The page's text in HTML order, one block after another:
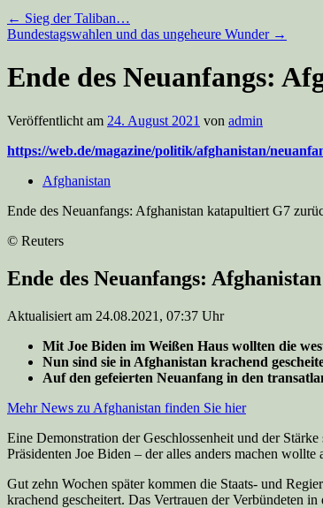
← Sieg der Taliban…
Bundestagswahlen und das ungeheure Wunder →
Ende des Neuanfangs:
Veröffentlicht am 24. August 2021 von admin
https://web.de/magazine/politik/afghanistan/
Afghanistan
Ende des Neuanfangs: Afghanistan katapultiert G7
© Reuters
Ende des Neuanfangs:
Aktualisiert am 24.08.2021, 07:37 Uhr
Mit Joe Biden im Weißen Haus wollten die
Nun sind sie in Afghanistan krachend
Auf den gefeierten Neuanfang in den
Mehr News zu Afghanistan finden Sie hier
Eine Demonstration der Geschlossenheit und der
Präsidenten Joe Biden – der alles anders machen
Gut zehn Wochen später kommen die Staats- und
krachend gescheitert. Das Vertrauen der Verbündeten